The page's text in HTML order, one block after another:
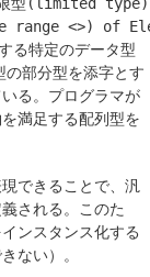
型(limited type)
range <>) of
る特定のデータ型
部分型を添字とす
る。プログラマが
満足する配列型を
できることで、汎
される。このた
ンスタンス化する
ない）。